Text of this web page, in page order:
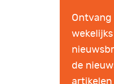
Ontvang
de
artikelen